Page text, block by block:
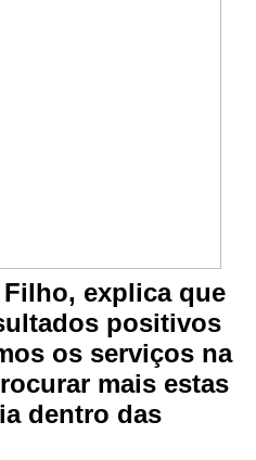
explica que
positivos
os serviços na
mais estas
dentro das